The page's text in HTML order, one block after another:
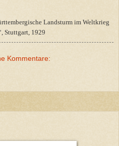
Landsturm im Weltkrieg
Stuttgart, 1929
Kommentare: